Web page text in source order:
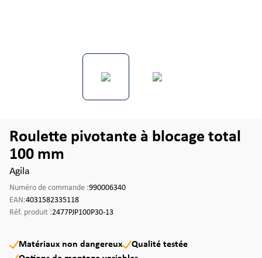
Roulette pivotante à blocage total
100 mm
Agila
Numéro de commande :990006340
EAN:4031582335118
Réf. produit :2477PJP100P30-13
Matériaux non dangereux
Qualité testée